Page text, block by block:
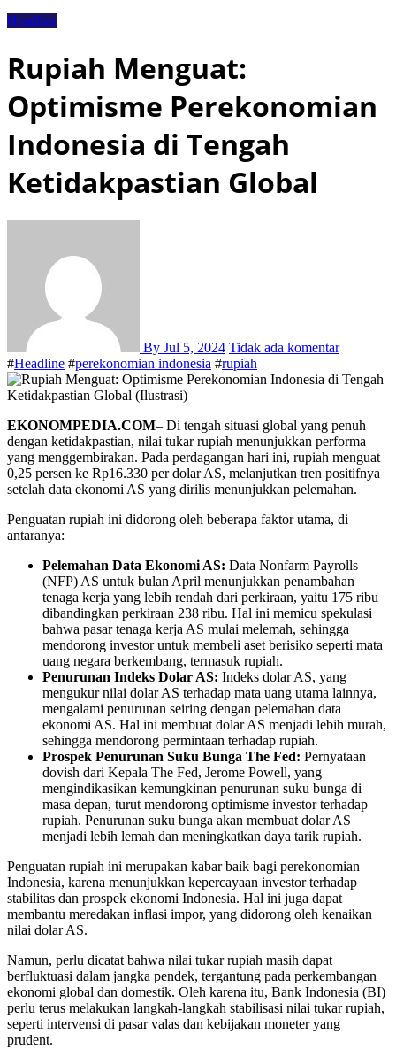
Headline
Rupiah Menguat:
Optimisme Perekonomian
Indonesia di Tengah
Ketidakpastian Global
By Jul 5, 2024 Tidak ada komentar
#Headline #perekonomian indonesia #rupiah
EKONOMPEDIA.COM– Di tengah situasi global yang penuh
dengan ketidakpastian, nilai tukar rupiah menunjukkan performa
yang menggembirakan. Pada perdagangan hari ini, rupiah menguat
0,25 persen ke Rp16.330 per dolar AS, melanjutkan tren positifnya
setelah data ekonomi AS yang dirilis menunjukkan pelemahan.
Penguatan rupiah ini didorong oleh beberapa faktor utama, di
antaranya:
Pelemahan Data Ekonomi AS: Data Nonfarm Payrolls
(NFP) AS untuk bulan April menunjukkan penambahan
tenaga kerja yang lebih rendah dari perkiraan, yaitu 175 ribu
dibandingkan perkiraan 238 ribu. Hal ini memicu spekulasi
bahwa pasar tenaga kerja AS mulai melemah, sehingga
mendorong investor untuk membeli aset berisiko seperti mata
uang negara berkembang, termasuk rupiah.
Penurunan Indeks Dolar AS: Indeks dolar AS, yang
mengukur nilai dolar AS terhadap mata uang utama lainnya,
mengalami penurunan seiring dengan pelemahan data
ekonomi AS. Hal ini membuat dolar AS menjadi lebih murah,
sehingga mendorong permintaan terhadap rupiah.
Prospek Penurunan Suku Bunga The Fed: Pernyataan
dovish dari Kepala The Fed, Jerome Powell, yang
mengindikasikan kemungkinan penurunan suku bunga di
masa depan, turut mendorong optimisme investor terhadap
rupiah. Penurunan suku bunga akan membuat dolar AS
menjadi lebih lemah dan meningkatkan daya tarik rupiah.
Penguatan rupiah ini merupakan kabar baik bagi perekonomian
Indonesia, karena menunjukkan kepercayaan investor terhadap
stabilitas dan prospek ekonomi Indonesia. Hal ini juga dapat
membantu meredakan inflasi impor, yang didorong oleh kenaikan
nilai dolar AS.
Namun, perlu dicatat bahwa nilai tukar rupiah masih dapat
berfluktuasi dalam jangka pendek, tergantung pada perkembangan
ekonomi global dan domestik. Oleh karena itu, Bank Indonesia (BI)
perlu terus melakukan langkah-langkah stabilisasi nilai tukar rupiah,
seperti intervensi di pasar valas dan kebijakan moneter yang
prudent.